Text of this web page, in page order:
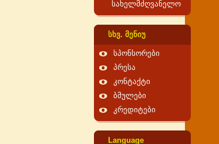
სახელმძღვანელო
სხვ. მენიუ
სპონსორები
პრესა
კონტაქტი
ბმულები
კრედიტები
Language